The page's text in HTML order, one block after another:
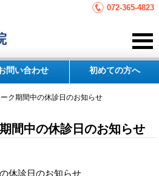
072-365-4823
問い合わせ 初めての方へ
ク期間中の休診日のお知らせ
間中の休診日のお知らせ
休診日のお知らせ